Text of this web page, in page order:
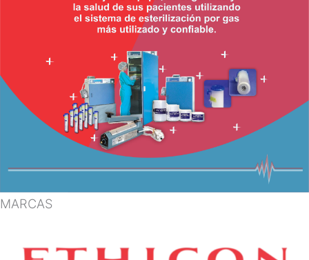
MARCAS